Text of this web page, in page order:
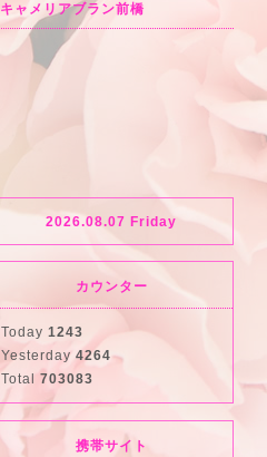
キャメリアブラン前橋
2026.08.07 Friday
カウンター
Today 1243
Yesterday 4264
Total 703083
携帯サイト